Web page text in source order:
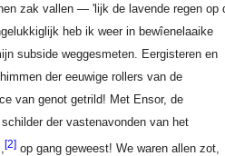
zak vallen — 'lijk de lavende regen op
heb ik weer in bewîenelaaike
subside weggesmeten. Eergisteren en
der eeuwige rollers van de
van genot getrild! Met Ensor, de
der vastenavonden van het
[2]op gang geweest! We waren allen zot,